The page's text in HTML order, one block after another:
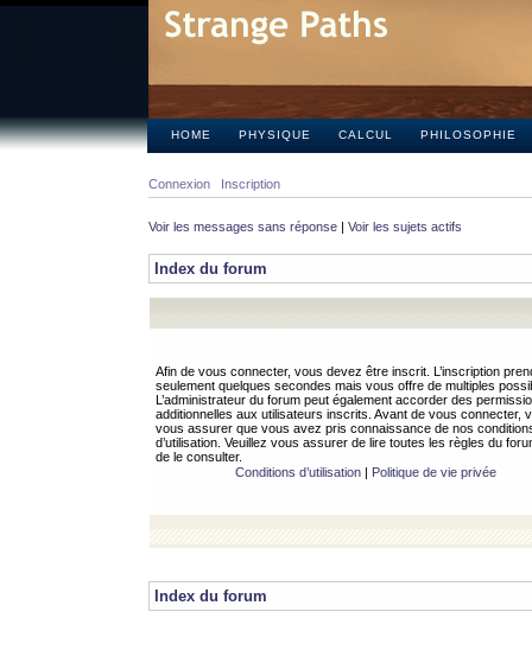
HOME PHYSIQUE CALCUL PHILOSOPHIE
Connexion Inscription
Voir les messages sans réponse | Voir les sujets actifs
Index du forum
Afin de vous connecter, vous devez être inscrit. L’inscription
seulement quelques secondes mais vous offre de multiples
L’administrateur du forum peut également accorder des
additionnelles aux utilisateurs inscrits. Avant de vous connecter,
vous assurer que vous avez pris connaissance de nos
d’utilisation. Veuillez vous assurer de lire toutes les règles du
de le consulter.
Conditions d’utilisation| Politique de vie privée
Index du forum